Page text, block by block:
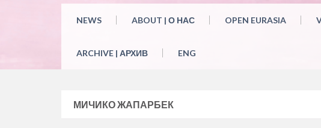
NEWS ABOUT | О НАС OPEN EURASIA
ARCHIVE | АРХИВ ENG
МИЧИКО ЖАПАРБЕК